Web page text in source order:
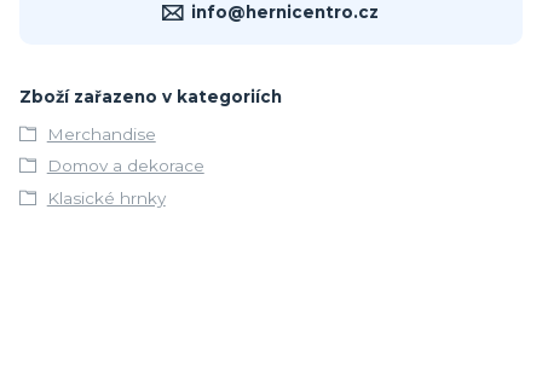
info@hernicentro.cz
Zboží zařazeno v kategoriích
Merchandise
Domov a dekorace
Klasické hrnky